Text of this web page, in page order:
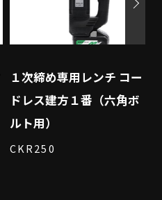
１次締め専用レンチ コー
ドレス建方１番（六角ボ
ルト用）
CKR250